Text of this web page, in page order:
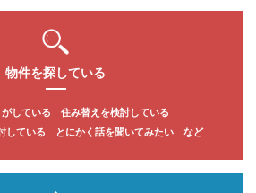
お知らせ
会社概要
物件を探している
がしている 住み替えを検討している
している
とにかく話を聞いてみたい など